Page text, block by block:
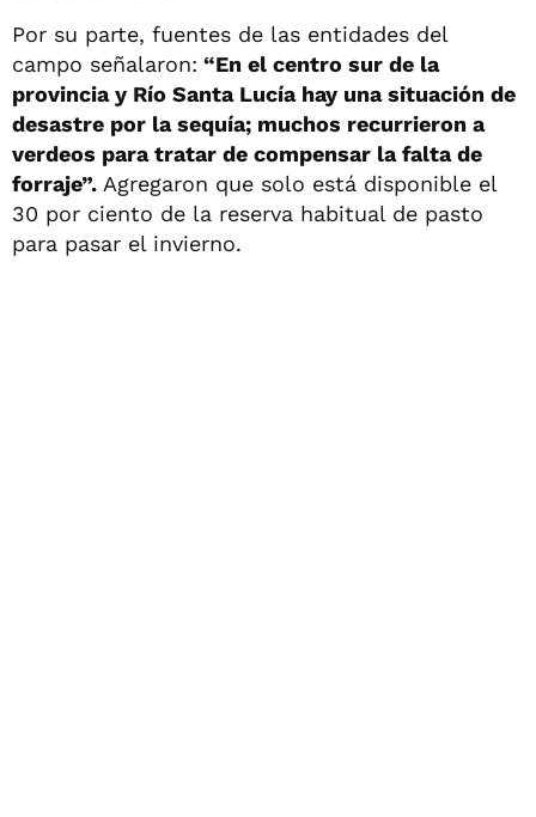
Por su parte, fuentes de las entidades del
campo señalaron: “En el centro sur de la
provincia y Río Santa Lucía hay una situación de
desastre por la sequía; muchos recurrieron a
verdeos para tratar de compensar la falta de
forraje”. Agregaron que solo está disponible el
30 por ciento de la reserva habitual de pasto
para pasar el invierno.